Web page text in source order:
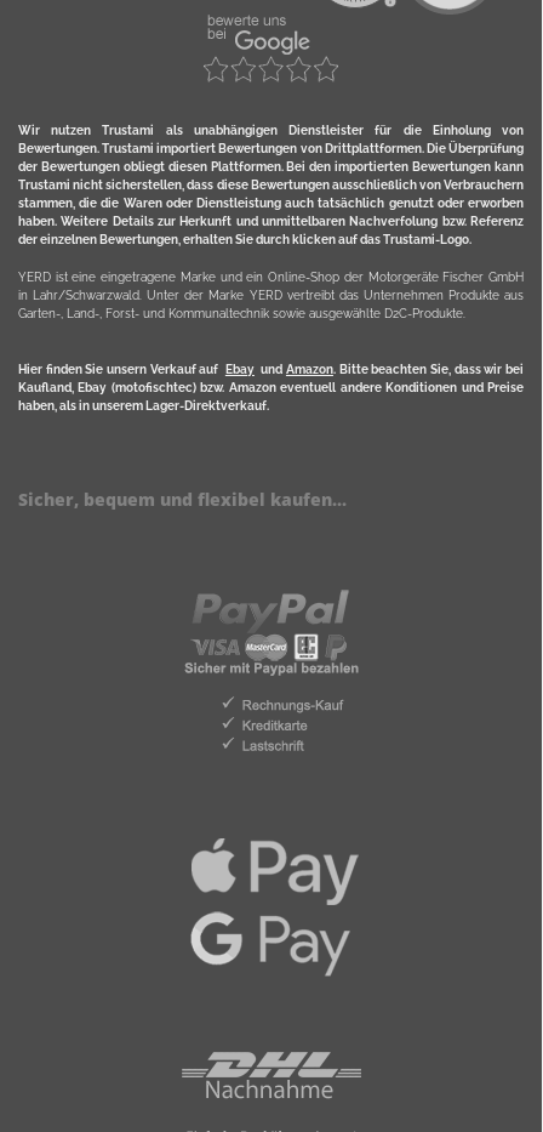
Wir nutzen Trustami als unabhängigen Dienstleister für die Einholung von
Bewertungen. Trustami importiert Bewertungen von Drittplattformen. Die Überprüfung
der Bewertungen obliegt diesen Plattformen. Bei den importierten Bewertungen kann
Trustami nicht sicherstellen, dass diese Bewertungen ausschließlich von Verbrauchern
stammen, die die Waren oder Dienstleistung auch tatsächlich genutzt oder erworben
haben. Weitere Details zur Herkunft und unmittelbaren Nachverfolung bzw. Referenz
der einzelnen Bewertungen, erhalten Sie durch klicken auf das Trustami-Logo.
YERD ist eine eingetragene Marke und ein Online-Shop der Motorgeräte Fischer GmbH
in Lahr/Schwarzwald. Unter der Marke YERD vertreibt das Unternehmen Produkte aus
Garten-, Land-, Forst- und Kommunaltechnik sowie ausgewählte D2C-Produkte.
Hier finden Sie unsern Verkauf auf Ebayund Amazon. Bitte beachten Sie, dass wir bei
Kaufland, Ebay (motofischtec) bzw. Amazon eventuell andere Konditionen und Preise
haben, als in unserem Lager-Direktverkauf.
Sicher, bequem und flexibel kaufen...